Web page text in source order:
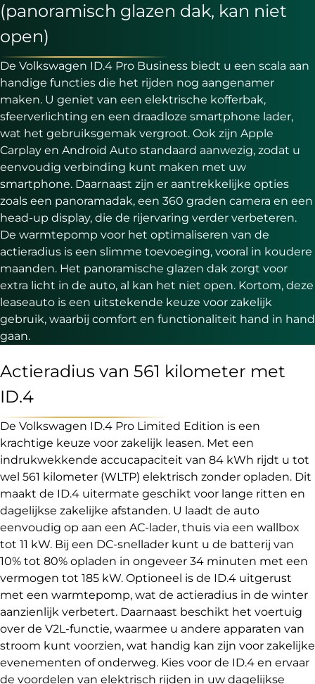
(panoramisch glazen dak, kan niet
open)
De Volkswagen ID.4 Pro Business biedt u een scala aan
handige functies die het rijden nog aangenamer
maken. U geniet van een elektrische kofferbak,
sfeerverlichting en een draadloze smartphone lader,
wat het gebruiksgemak vergroot. Ook zijn Apple
Carplay en Android Auto standaard aanwezig, zodat u
eenvoudig verbinding kunt maken met uw
smartphone. Daarnaast zijn er aantrekkelijke opties
zoals een panoramadak, een 360 graden camera en een
head-up display, die de rijervaring verder verbeteren.
De warmtepomp voor het optimaliseren van de
actieradius is een slimme toevoeging, vooral in koudere
maanden. Het panoramische glazen dak zorgt voor
extra licht in de auto, al kan het niet open. Kortom, deze
leaseauto is een uitstekende keuze voor zakelijk
gebruik, waarbij comfort en functionaliteit hand in hand
gaan.
Actieradius van 561 kilometer met
ID.4
De Volkswagen ID.4 Pro Limited Edition is een
krachtige keuze voor zakelijk leasen. Met een
indrukwekkende accucapaciteit van 84 kWh rijdt u tot
wel 561 kilometer (WLTP) elektrisch zonder opladen. Dit
maakt de ID.4 uitermate geschikt voor lange ritten en
dagelijkse zakelijke afstanden. U laadt de auto
eenvoudig op aan een AC-lader, thuis via een wallbox
tot 11 kW. Bij een DC-snellader kunt u de batterij van
10% tot 80% opladen in ongeveer 34 minuten met een
vermogen tot 185 kW. Optioneel is de ID.4 uitgerust
met een warmtepomp, wat de actieradius in de winter
aanzienlijk verbetert. Daarnaast beschikt het voertuig
over de V2L-functie, waarmee u andere apparaten van
stroom kunt voorzien, wat handig kan zijn voor zakelijke
evenementen of onderweg. Kies voor de ID.4 en ervaar
de voordelen van elektrisch rijden in uw dagelijkse